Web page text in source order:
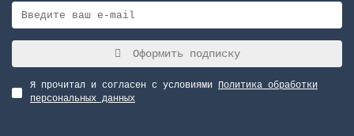
Оформить подписку
Я прочитал и согласен с условиями Политика обработки
персональных данных